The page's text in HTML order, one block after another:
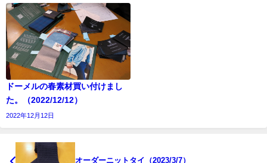
ドーメルの春素材買い付けまし
た。（2022/12/12）
2022年12月12日
オーダーニットタイ（2023/3/7）